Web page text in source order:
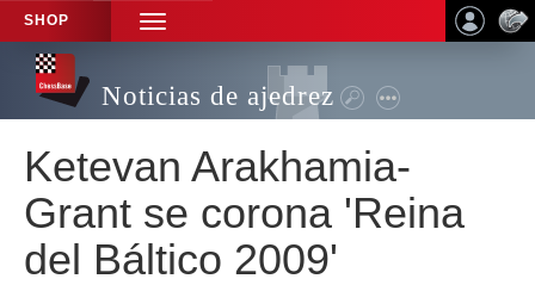
SHOP
TOGGLE
NAVIGATION
Noticias de ajedrez
Ketevan Arakhamia-
Grant se corona 'Reina
del Báltico 2009'